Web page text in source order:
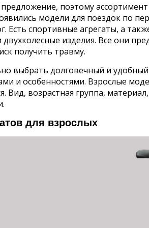
поэтому
модели для поездок по
Есть спортивные агрегаты, а
двухколесные изделия. Все они
получить травму.
выбрать долговечный и удобный
и особенностями. Взрослые
Вид, возрастная группа,
для взрослых